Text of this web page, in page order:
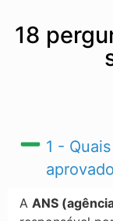
18
1 -
A ANS